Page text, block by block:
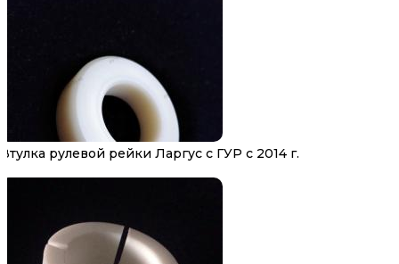
Втулка рулевой рейки Ларгус с ГУР с 2014 г.